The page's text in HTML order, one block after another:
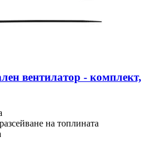
вентилатор -​ комплект,
на топлината